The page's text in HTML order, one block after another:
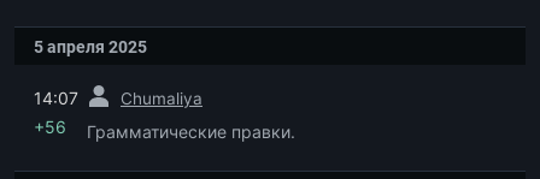
5 апреля 2025
14:07 Chumaliya
+56 Грамматические правки.